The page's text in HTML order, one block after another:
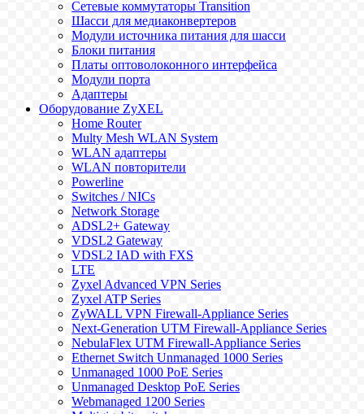
Сетевые коммутаторы Transition
Шасси для медиаконвертеров
Модули источника питания для шасси
Блоки питания
Платы оптоволоконного интерфейса
Модули порта
Адаптеры
Оборудование ZyXEL
Home Router
Multy Mesh WLAN System
WLAN адаптеры
WLAN повторители
Powerline
Switches / NICs
Network Storage
ADSL2+ Gateway
VDSL2 Gateway
VDSL2 IAD with FXS
LTE
Zyxel Advanced VPN Series
Zyxel ATP Series
ZyWALL VPN Firewall-Appliance Series
Next-Generation UTM Firewall-Appliance Series
NebulaFlex UTM Firewall-Appliance Series
Ethernet Switch Unmanaged 1000 Series
Unmanaged 1000 PoE Series
Unmanaged Desktop PoE Series
Webmanaged 1200 Series